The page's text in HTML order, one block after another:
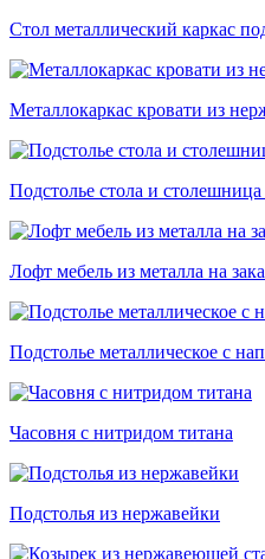
Стол металлический каркас
Металлокаркас кровати из
Подстолье стола и
Лофт мебель из металла на
Подстолье металлическое с
Часовня с нитридом титана
Подстолья из нержавейки